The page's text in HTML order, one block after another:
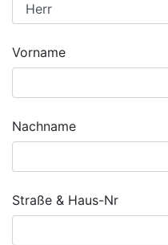
Vorname
Nachname
Straße & Haus-Nr